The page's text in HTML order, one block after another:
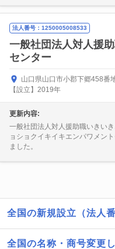
法人番号：1250005008533
一般社団法人対人援
センター
山口県山口市小郡下郷458番
【設立】2019年
更新内容:
一般社団法人対人援助職いきい
ョショクイキイキエンパワメン
ました。
全国の新規設立（法人
全国の名称・商号変更